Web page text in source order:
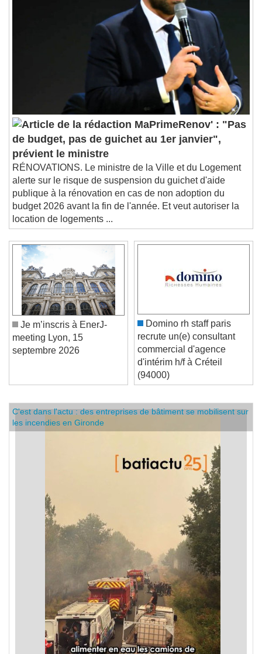
MaPrimeRenov' : "Pas
de budget, pas de guichet au 1er janvier",
prévient le ministre
RÉNOVATIONS. Le ministre de la Ville et du Logement
alerte sur le risque de suspension du guichet d'aide
publique à la rénovation en cas de non adoption du
budget 2026 avant la fin de l'année. Et veut autoriser la
location de logements ...
Je m’inscris à EnerJ-
meeting Lyon, 15
Domino rh staff paris
recrute un(e) consultant
commercial d'agence
d'intérim h/f à Créteil
(94000)
C'est dans l'actu : des entreprises de bâtiment se mobilisent sur
les incendies en Gironde